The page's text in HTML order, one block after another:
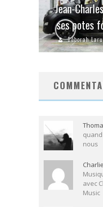
Jean-
ses potes
Déborah
nous
avec
Music